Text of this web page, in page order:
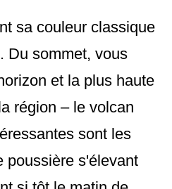
sa couleur classique
Du sommet, vous
et la plus haute
région – le volcan
sont les
poussière s'élevant